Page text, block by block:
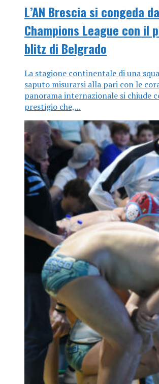
L’AN Brescia si congeda
Champions League con il
blitz di Belgrado
La stagione continentale di una
saputo misurarsi alla pari con le
panorama internazionale si chiude
prestigio che,...